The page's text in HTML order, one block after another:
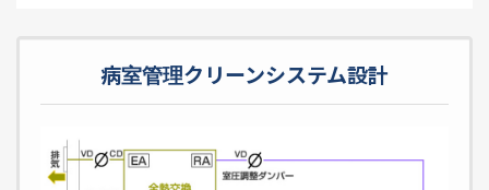
病室管理クリーンシステム設計